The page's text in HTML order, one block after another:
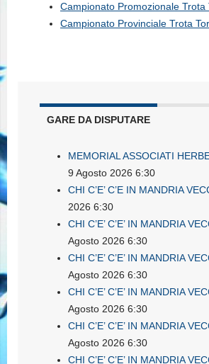
Campionato Promozionale Trota
Campionato Provinciale Trota
GARE DA DISPUTARE
MEMORIAL ASSOCIATI
9 Agosto 2026 6:30
CHI C’E’ C’E IN MANDRIA
2026 6:30
CHI C’E’ C’E’ IN MANDRIA
Agosto 2026 6:30
CHI C’E’ C’E’ IN MANDRIA
Agosto 2026 6:30
CHI C’E’ C’E’ IN MANDRIA
Agosto 2026 6:30
CHI C’E’ C’E’ IN MANDRIA
Agosto 2026 6:30
CHI C’E’ C’E’ IN MANDRIA